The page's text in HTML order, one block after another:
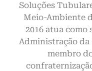
Soluções
Meio-Ambiente
2016 atua
Administração da
membro